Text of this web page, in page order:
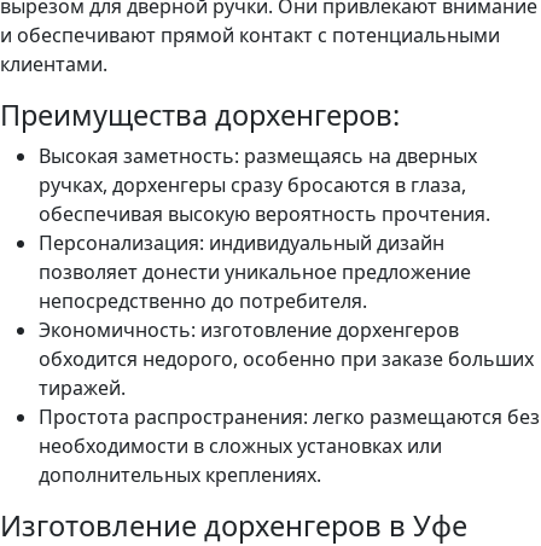
вырезом для дверной ручки. Они привлекают внимание
и обеспечивают прямой контакт с потенциальными
клиентами.
Преимущества дорхенгеров:
Высокая заметность: размещаясь на дверных
ручках, дорхенгеры сразу бросаются в глаза,
обеспечивая высокую вероятность прочтения.
Персонализация: индивидуальный дизайн
позволяет донести уникальное предложение
непосредственно до потребителя.
Экономичность: изготовление дорхенгеров
обходится недорого, особенно при заказе больших
тиражей.
Простота распространения: легко размещаются без
необходимости в сложных установках или
дополнительных креплениях.
Изготовление дорхенгеров в Уфе